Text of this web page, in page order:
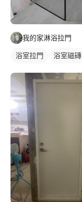
我的家淋浴拉門
浴室拉門
浴室磁磚